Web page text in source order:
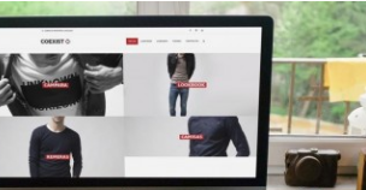
Web para Indumentaria